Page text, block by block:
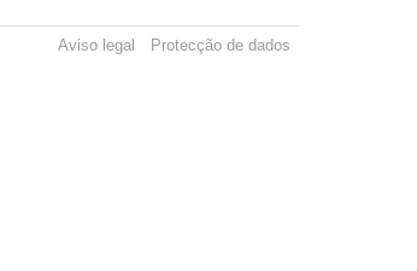
Aviso legal Protecção de dados